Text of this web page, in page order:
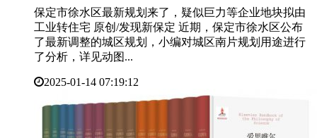
保定市徐水区最新规划来了，疑似巨力等企业地块拟由
工业转住宅 原创/发现新保定 近期，保定市徐水区公布
了最新调整的城区规划，小编对城区南片规划用途进行
了分析，详见动图...
2025-01-14 07:19:12